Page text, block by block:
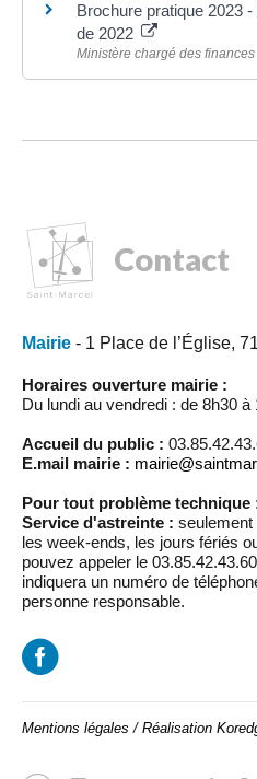
Brochure pratique 2023
de 2022
Ministère chargé des finances
Contact
Mairie - 1 Place de l’Église,
Horaires ouverture mairie :
Du lundi au vendredi : de 8h30
Accueil du public :
E.mail mairie :
Pour tout problème technique
Service d'astreinte : seulement
les week-ends, les jours fériés
pouvez appeler le
indiquera un numéro de
personne responsable.
Mentions légales / Réalisation